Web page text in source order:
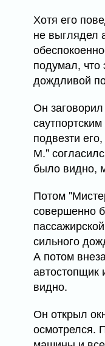
Хотя его
не выглядел
подумал, что
дождливой
Он
подвезти
М."
было видно,
Потом
совершенно
сильного
А потом
автостопщик
видно.
Он открыл
осмотрелся.